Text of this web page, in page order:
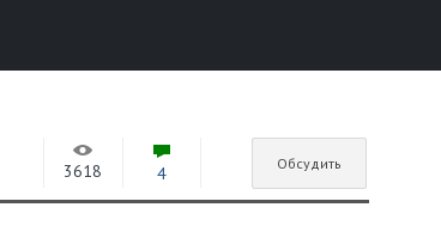
3618 4 Обсудить